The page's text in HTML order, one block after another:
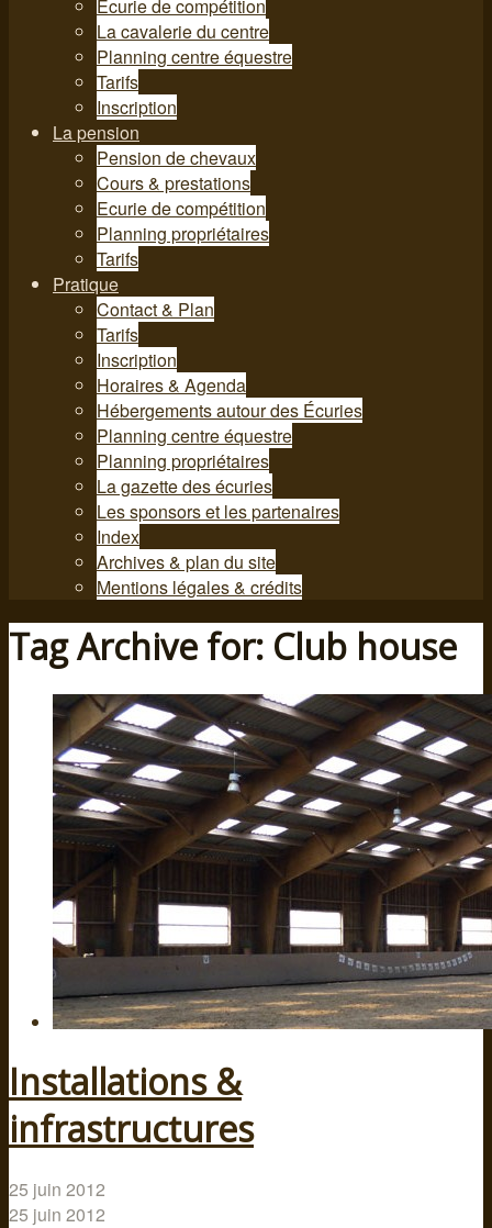
Ecurie de compétition
La cavalerie du centre
Planning centre équestre
Tarifs
Inscription
La pension
Pension de chevaux
Cours & prestations
Ecurie de compétition
Planning propriétaires
Tarifs
Pratique
Contact & Plan
Tarifs
Inscription
Horaires & Agenda
Hébergements autour des Écuries
Planning centre équestre
Planning propriétaires
La gazette des écuries
Les sponsors et les partenaires
Index
Archives & plan du site
Mentions légales & crédits
Tag Archive for: Club house
Installations &
infrastructures
25 juin 2012
25 juin 2012